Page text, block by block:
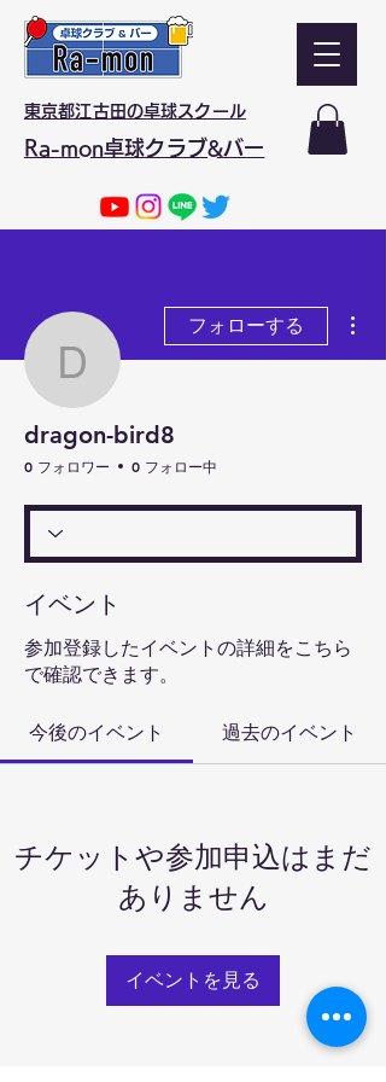
東京都江古田の卓球スクール
Ra-mon卓球クラブ&バー
dragon-bird8
フォローする
dragon-bird8
0 フォロワー 0 フォロー中
イベント
参加登録したイベントの詳細をこちら
で確認できます。
今後のイベント 過去のイベント
チケットや参加申込はまだ
ありません
イベントを見る